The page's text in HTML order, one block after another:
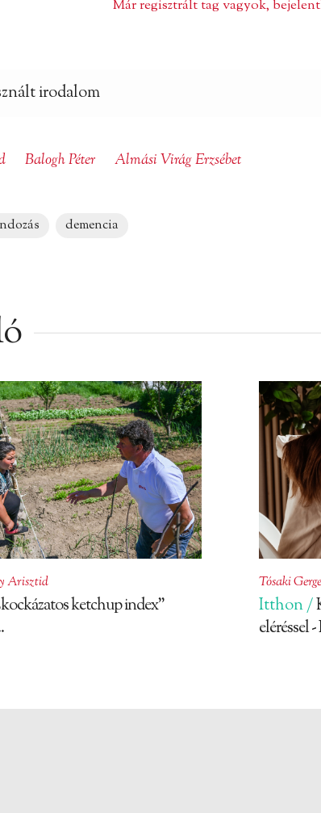
Már regisztrált tag vagyok,
irodalom
Balogh Péter Almási Virág Erzsébet
demencia
Arisztid
ketchup index”
Tósaki
Itthon /
eléréssel